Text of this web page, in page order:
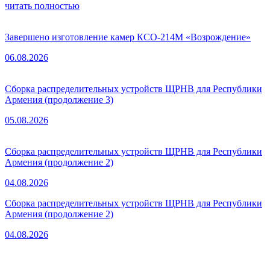
читать полностью
Завершено изготовление камер КСО-214М «Возрождение»
06.08.2026
Сборка распределительных устройств ЩРНВ для Республики
Армения (продолжение 3)
05.08.2026
Сборка распределительных устройств ЩРНВ для Республики
Армения (продолжение 2)
04.08.2026
Сборка распределительных устройств ЩРНВ для Республики
Армения (продолжение 2)
04.08.2026